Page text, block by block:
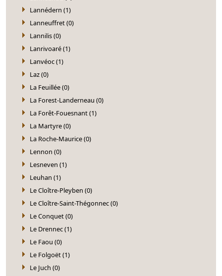
Lannédern (1)
Lanneuffret (0)
Lannilis (0)
Lanrivoaré (1)
Lanvéoc (1)
Laz (0)
La Feuillée (0)
La Forest-Landerneau (0)
La Forêt-Fouesnant (1)
La Martyre (0)
La Roche-Maurice (0)
Lennon (0)
Lesneven (1)
Leuhan (1)
Le Cloître-Pleyben (0)
Le Cloître-Saint-Thégonnec (0)
Le Conquet (0)
Le Drennec (1)
Le Faou (0)
Le Folgoët (1)
Le Juch (0)